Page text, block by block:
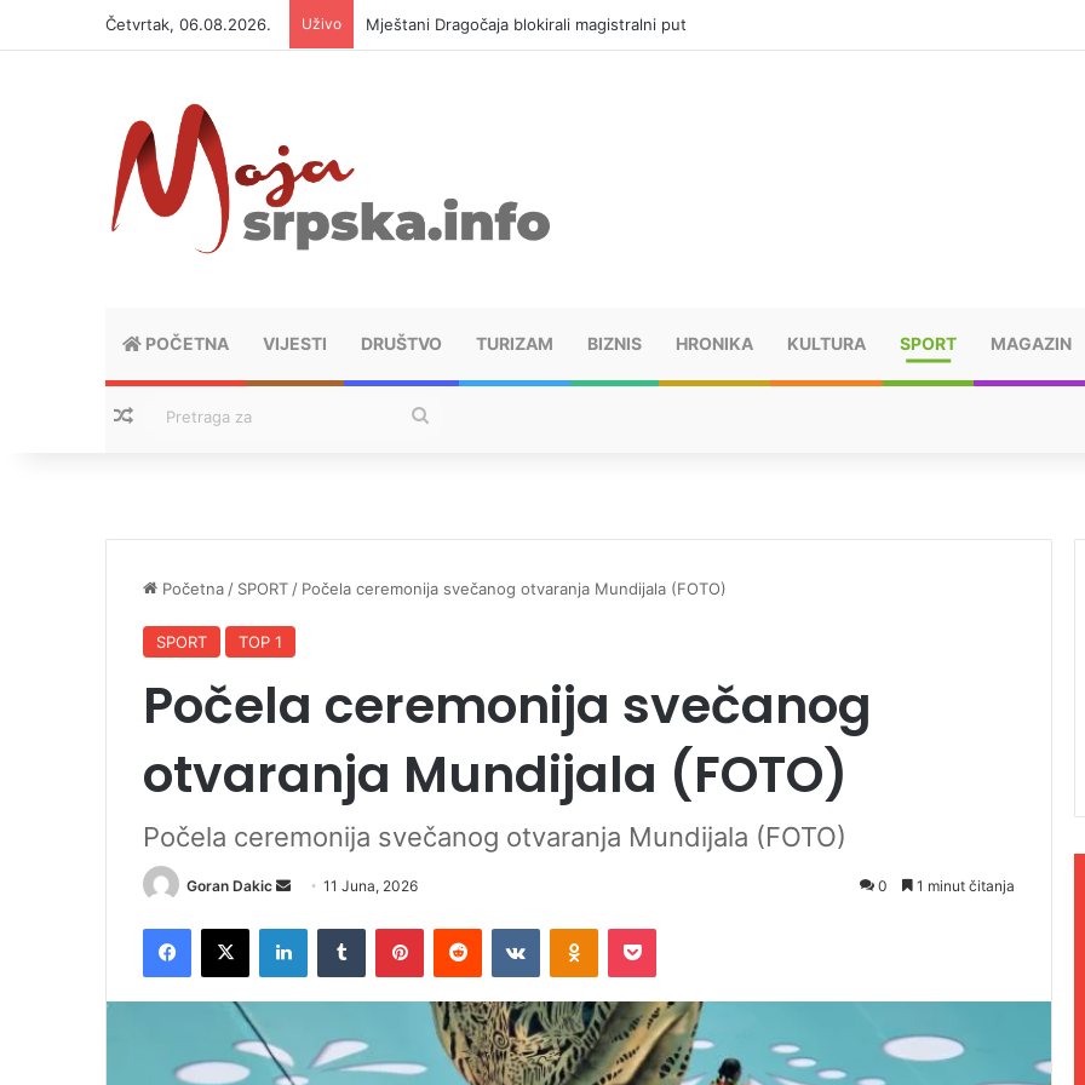
Četvrtak, 06.08.2026. Uživo Helikopter ponovo gasi vatru u selima kod Trebinja
POČETNA VIJESTI DRUŠTVO TURIZAM BIZNIS HRONIKA KULTURA SPORT MAGAZIN
Nasumični tekstovi
Početna / SPORT / Počela ceremonija svečanog otvaranja Mundijala (FOTO)
SPORT TOP 1
Počela ceremonija svečanog
otvaranja Mundijala (FOTO)
Počela ceremonija svečanog otvaranja Mundijala (FOTO)
Goran Dakic
d
a
e
11 Juna, 2026 0 1 minut čitanja